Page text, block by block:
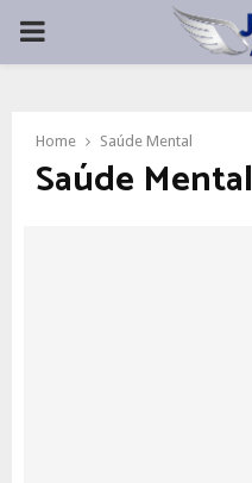
PRIMARY
Home Saúde Mental
Saúde Mental